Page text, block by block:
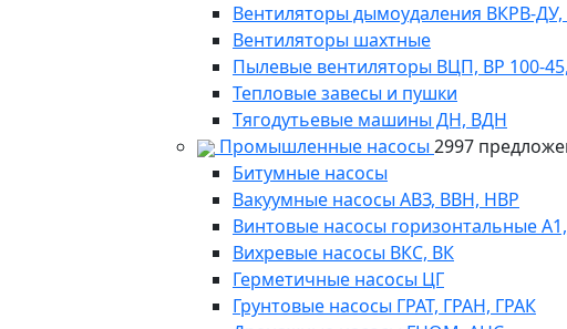
Вентиляторы дымоудаления ВКРВ-
Вентиляторы шахтные
Пылевые вентиляторы ВЦП, ВР 100-
Тепловые завесы и пушки
Тягодутьевые машины ДН, ВДН
Промышленные насосы 2997
Битумные насосы
Вакуумные насосы АВЗ, ВВН, НВР
Винтовые насосы горизонтальные
Вихревые насосы ВКС, ВК
Герметичные насосы ЦГ
Грунтовые насосы ГРАТ, ГРАН, ГРАК